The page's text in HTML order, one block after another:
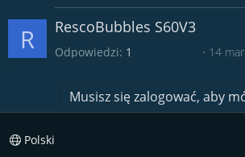
R RescoBubbles S60V3
Odpowiedzi 1 14
Musisz się zalogować, aby
Polski